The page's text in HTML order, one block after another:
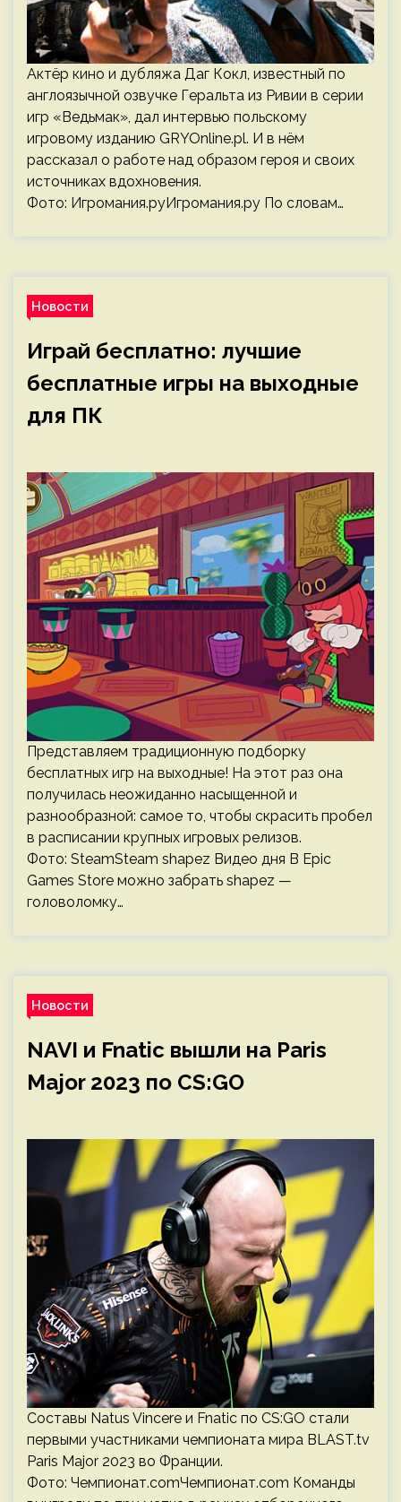
Актёр кино и дубляжа Даг Кокл, известный по
англоязычной озвучке Геральта из Ривии в серии
игр «Ведьмак», дал интервью польскому
игровому изданию GRYOnline.pl. И в нём
рассказал о работе над образом героя и своих
источниках вдохновения.
Фото: Игромания.руИгромания.ру По словам…
Новости
Играй бесплатно: лучшие
бесплатные игры на выходные
для ПК
Представляем традиционную подборку
бесплатных игр на выходные! На этот раз она
получилась неожиданно насыщенной и
разнообразной: самое то, чтобы скрасить пробел
в расписании крупных игровых релизов.
Фото: SteamSteam shapez Видео дня В Epic
Games Store можно забрать shapez —
головоломку…
Новости
NAVI и Fnatic вышли на Paris
Major 2023 по CS:GO
Составы Natus Vincere и Fnatic по CS:GO стали
первыми участниками чемпионата мира BLAST.tv
Paris Major 2023 во Франции.
Фото: Чемпионат.comЧемпионат.com Команды